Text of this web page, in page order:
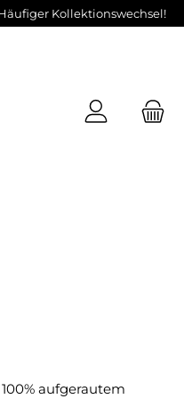
Kollektionswechsel!
aufgerautem